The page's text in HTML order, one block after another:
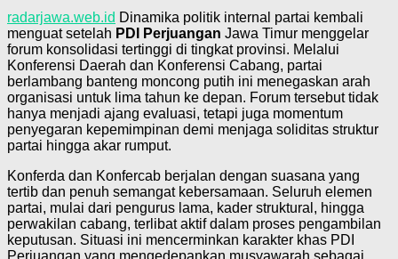
radarjawa.web.id Dinamika politik internal partai kembali
menguat setelah PDI Perjuangan Jawa Timur menggelar
forum konsolidasi tertinggi di tingkat provinsi. Melalui
Konferensi Daerah dan Konferensi Cabang, partai
berlambang banteng moncong putih ini menegaskan arah
organisasi untuk lima tahun ke depan. Forum tersebut tidak
hanya menjadi ajang evaluasi, tetapi juga momentum
penyegaran kepemimpinan demi menjaga soliditas struktur
partai hingga akar rumput.
Konferda dan Konfercab berjalan dengan suasana yang
tertib dan penuh semangat kebersamaan. Seluruh elemen
partai, mulai dari pengurus lama, kader struktural, hingga
perwakilan cabang, terlibat aktif dalam proses pengambilan
keputusan. Situasi ini mencerminkan karakter khas PDI
Perjuangan yang mengedepankan musyawarah sebagai